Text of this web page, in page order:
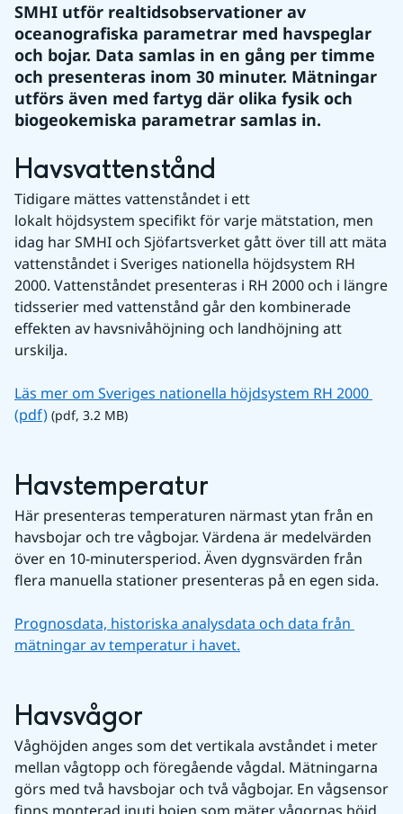
SMHI utför realtidsobservationer av
oceanografiska parametrar med havspeglar
och bojar. Data samlas in en gång per timme
och presenteras inom 30 minuter. Mätningar
utförs även med fartyg där olika fysik och
biogeokemiska parametrar samlas in.
Havsvattenstånd
Tidigare mättes vattenståndet i ett
lokalt höjdsystem specifikt för varje mätstation, men
idag har SMHI och Sjöfartsverket gått över till att mäta
vattenståndet i Sveriges nationella höjdsystem RH
2000. Vattenståndet presenteras i RH 2000 och i längre
tidsserier med vattenstånd går den kombinerade
effekten av havsnivåhöjning och landhöjning att
urskilja.
Läs mer om Sveriges nationella höjdsystem RH 2000
(pdf)pdf, 3.2 MB.
(pdf, 3.2 MB)
Havstemperatur
Här presenteras temperaturen närmast ytan från en
havsbojar och tre vågbojar. Värdena är medelvärden
över en 10-minutersperiod. Även dygnsvärden från
flera manuella stationer presenteras på en egen sida.
Prognosdata, historiska analysdata och data från
mätningar av temperatur i havet.
Havsvågor
Våghöjden anges som det vertikala avståndet i meter
mellan vågtopp och föregående vågdal. Mätningarna
görs med två havsbojar och två vågbojar. En vågsensor